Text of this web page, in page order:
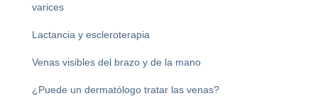
varices
Lactancia y escleroterapia
Venas visibles del brazo y de la mano
¿Puede un dermatólogo tratar las venas?